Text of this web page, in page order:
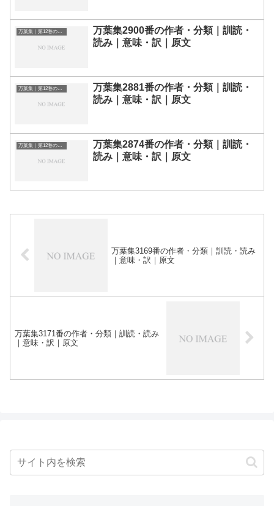
万葉集｜第12巻の和歌一覧
万葉集2900番の作者・分類｜訓読・
読み｜意味・訳｜原文
万葉集｜第12巻の和歌一覧
万葉集2881番の作者・分類｜訓読・
読み｜意味・訳｜原文
万葉集｜第12巻の和歌一覧
万葉集2874番の作者・分類｜訓読・
読み｜意味・訳｜原文
万葉集3169番の作者・分類｜訓読・読み
｜意味・訳｜原文
万葉集3171番の作者・分類｜訓読・読み
｜意味・訳｜原文